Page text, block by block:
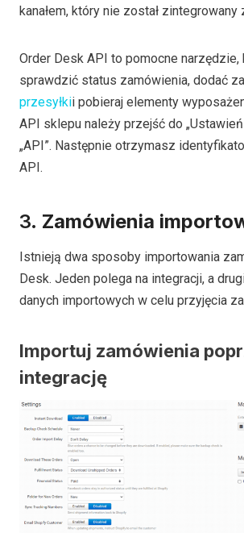
kanałem, który nie został
Order Desk API to pomocne
sprawdzić status zamówienia, dodać
przesyłkii pobieraj elementy
API sklepu należy przejść do
„API”. Następnie otrzymasz
API.
3. Zamówienia
Istnieją dwa sposoby importowania
Desk. Jeden polega na integracji, a
danych importowych w celu przyjęcia
Importuj zamówienia
integrację